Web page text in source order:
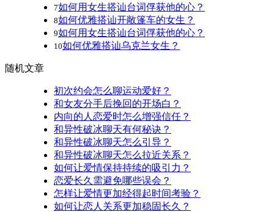
7如何用女生搭讪台词俘获他的心？
8如何优雅搭讪开敞篷车的女生？
9如何用女生搭讪台词俘获他的心？
10如何优雅搭讪乌克兰女生？
随机文章
初次约会怎么聊运动爱好？
和女友分手后挽回的开场白？
内向的人恋爱时怎么增强信任？
和异性破冰聊天有何秘诀？
和异性破冰聊天怎么引导？
和异性破冰聊天怎么拉近关系？
如何让爱情保持持续的吸引力？
恋爱长久需避免哪些误会？
怎样让爱情更加经得起时间考验？
如何让恋人关系更加稳固长久？